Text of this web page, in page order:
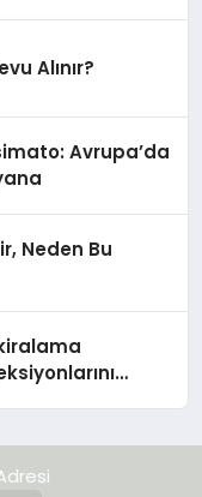
Alınır?
Avrupa’da
Neden Bu